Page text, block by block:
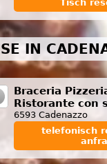
Tisch
IN
Braceria
Ristorante con
6593 Cadenazzo
telefonisch